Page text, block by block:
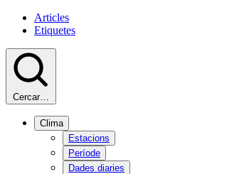
Articles
Etiquetes
Cercar…
Clima
Estacions
Període
Dades diaries